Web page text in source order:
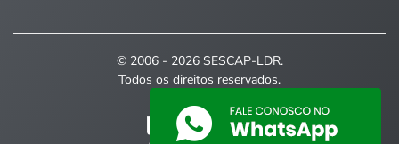
© 2006 - 2026 SESCAP-LDR.
Todos os direitos reservados.